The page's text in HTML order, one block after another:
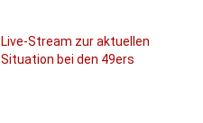
Live-Stream zur aktuellen
Situation bei den 49ers